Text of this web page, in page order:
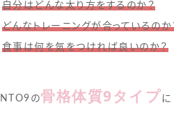
自分はどんな太り方をするのか？
どんなトレーニングが合っているのか
食事は何を気をつければ良いのか？
INTO9の骨格体質9タイプに